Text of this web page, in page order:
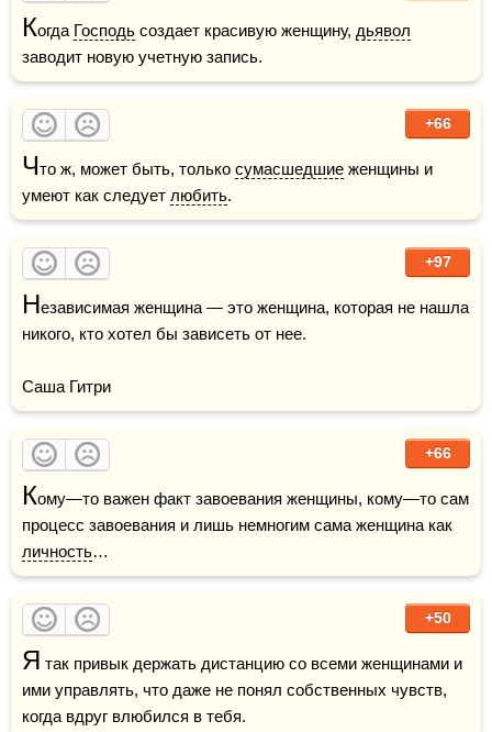
Когда Господь создает красивую женщину, дьявол
заводит новую учетную запись.
+66
Что ж, может быть, только сумасшедшие женщины и
умеют как следует любить.
+97
Независимая женщина — это женщина, которая не нашла
никого, кто хотел бы зависеть от нее.
Саша Гитри
+66
Кому—то важен факт завоевания женщины, кому—то сам
личность…
+50
Я так привык держать дистанцию со всеми женщинами и
ими управлять, что даже не понял собственных чувств,
когда вдруг влюбился в тебя.